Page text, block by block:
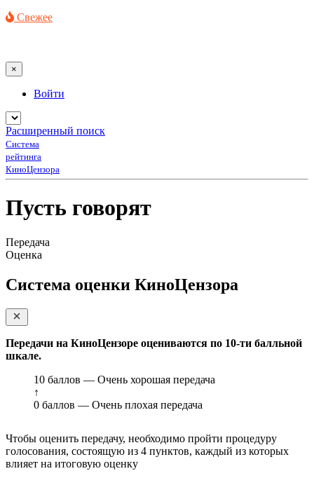
Свежее
×
Войти
Расширенный поиск
Система
рейтинга
КиноЦензора
Пусть говорят
Передача
Оценка
Система оценки КиноЦензора
Передачи на КиноЦензоре оцениваются по 10-ти балльной
шкале.
10 баллов — Очень хорошая передача
↑
0 баллов — Очень плохая передача
Чтобы оценить передачу, необходимо пройти процедуру
голосования, состоящую из 4 пунктов, каждый из которых
влияет на итоговую оценку